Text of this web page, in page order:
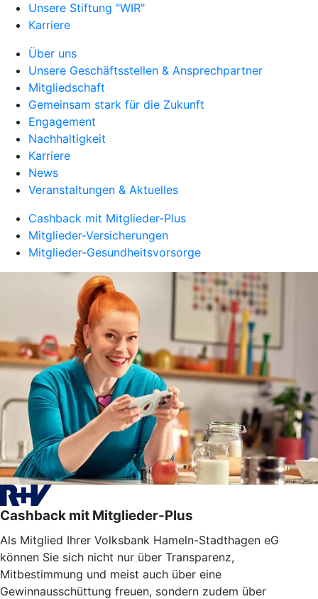
Unsere Stiftung "WIR"
Karriere
Über uns
Unsere Geschäftsstellen & Ansprechpartner
Mitgliedschaft
Gemeinsam stark für die Zukunft
Engagement
Nachhaltigkeit
Karriere
News
Veranstaltungen & Aktuelles
Cashback mit Mitglieder-Plus
Mitglieder-Versicherungen
Mitglieder-Gesundheitsvorsorge
Cashback mit Mitglieder-Plus
Als Mitglied Ihrer Volksbank Hameln-Stadthagen eG
können Sie sich nicht nur über Transparenz,
Mitbestimmung und meist auch über eine
Gewinnausschüttung freuen, sondern zudem über